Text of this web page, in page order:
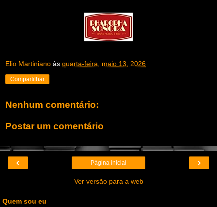
Elio Martiniano às quarta-feira, maio 13, 2026
Compartilhar
Nenhum comentário:
Postar um comentário
‹ ›
Página inicial
Ver versão para a web
Quem sou eu